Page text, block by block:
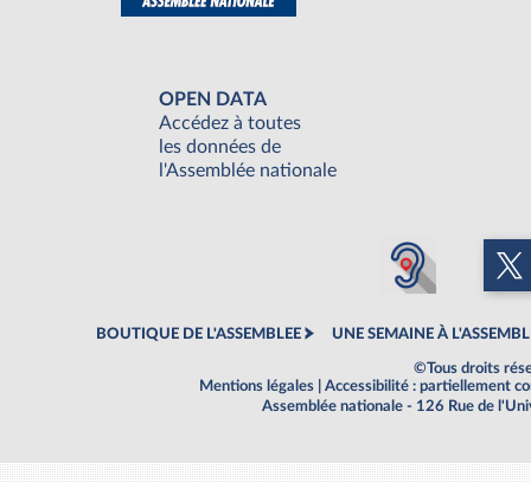
OPEN DATA
Accédez à toutes
les données de
l'Assemblée nationale
BOUTIQUE DE L'ASSEMBLEE UNE SEMAINE À
©Tous droits
Mentions légales
Accessibilité : partiellement
Assemblée nationale - 126 Rue de